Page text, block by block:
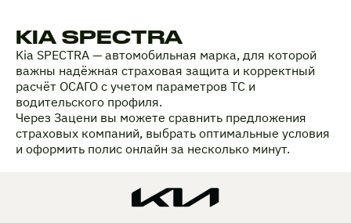
KIA SPECTRA
Kia SPECTRA — автомобильная марка, для которой
важны надёжная страховая защита и корректный
расчёт ОСАГО с учетом параметров ТС и
водительского профиля.
Через Зацени вы можете сравнить предложения
страховых компаний, выбрать оптимальные условия
и оформить полис онлайн за несколько минут.